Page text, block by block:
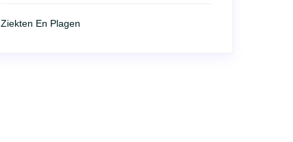
Ziekten En Plagen